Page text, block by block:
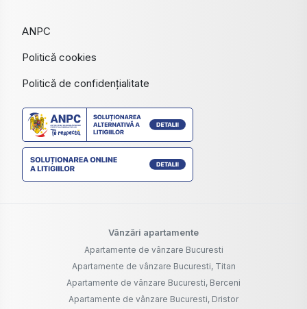
ANPC
Politică cookies
Politică de confidențialitate
Vânzări apartamente
Apartamente de vânzare Bucuresti
Apartamente de vânzare Bucuresti, Titan
Apartamente de vânzare Bucuresti, Berceni
Apartamente de vânzare Bucuresti, Dristor